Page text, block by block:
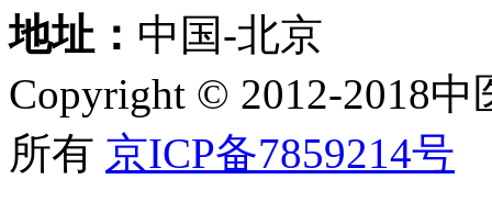
地址： 中国-北京
Copyright © 2012-2018
所有 京ICP备7859214号